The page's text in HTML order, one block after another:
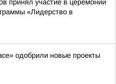
принял участие в церемонии
«Лидерство в
одобрили новые проекты